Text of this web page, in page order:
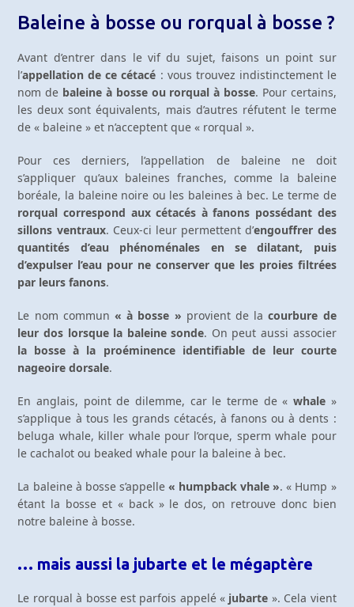
Baleine à bosse ou rorqual à bosse ?
Avant d’entrer dans le vif du sujet, faisons un point sur
l’appellation de ce cétacé : vous trouvez indistinctement le
nom de baleine à bosse ou rorqual à bosse. Pour certains,
les deux sont équivalents, mais d’autres réfutent le terme
de « baleine » et n’acceptent que « rorqual ».
Pour ces derniers, l’appellation de baleine ne doit
s’appliquer qu’aux baleines franches, comme la baleine
boréale, la baleine noire ou les baleines à bec. Le terme de
rorqual correspond aux cétacés à fanons possédant des
sillons ventraux. Ceux-ci leur permettent d’engouffrer des
quantités d’eau phénoménales en se dilatant, puis
d’expulser l’eau pour ne conserver que les proies filtrées
par leurs fanons.
Le nom commun« à bosse » provient de lacourbure de
leur dos lorsque la baleine sonde. On peut aussi associer
la bosse à la proéminence identifiable de leur courte
nageoire dorsale.
En anglais, point de dilemme, car le terme de « whale»
s’applique à tous les grands cétacés, à fanons ou à dents :
beluga whale, killer whale pour l’orque, sperm whale pour
le cachalot ou beaked whale pour la baleine à bec.
La baleine à bosse s’appelle « humpback vhale ». « Hump »
étant la bosse et « back » le dos, on retrouve donc bien
notre baleine à bosse.
… mais aussi la jubarte et le mégaptère
Le rorqual à bosse est parfois appelé « jubarte ». Cela vient